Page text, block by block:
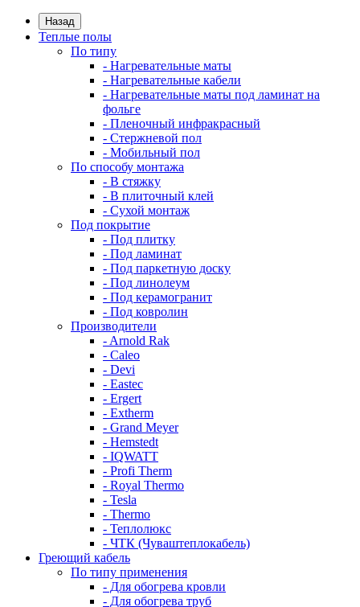
Назад
Теплые полы
По типу
- Нагревательные маты
- Нагревательные кабели
- Нагревательные маты под ламинат на
фольге
- Пленочный инфракрасный
- Стержневой пол
- Мобильный пол
По способу монтажа
- В стяжку
- В плиточный клей
- Сухой монтаж
Под покрытие
- Под плитку
- Под ламинат
- Под паркетную доску
- Под линолеум
- Под керамогранит
- Под ковролин
Производители
- Arnold Rak
- Caleo
- Devi
- Eastec
- Ergert
- Extherm
- Grand Meyer
- Hemstedt
- IQWATT
- Profi Therm
- Royal Thermo
- Tesla
- Thermo
- Теплолюкс
- ЧТК (Чуваштеплокабель)
Греющий кабель
По типу применения
- Для обогрева кровли
- Для обогрева труб